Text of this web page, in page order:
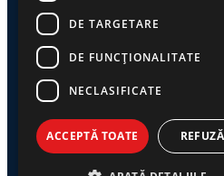
© 2026 Ziarul Exclusiv –
Powered
DE TARGETARE
DE FUNCŢIONALITATE
NECLASIFICATE
ACCEPTĂ TOATE